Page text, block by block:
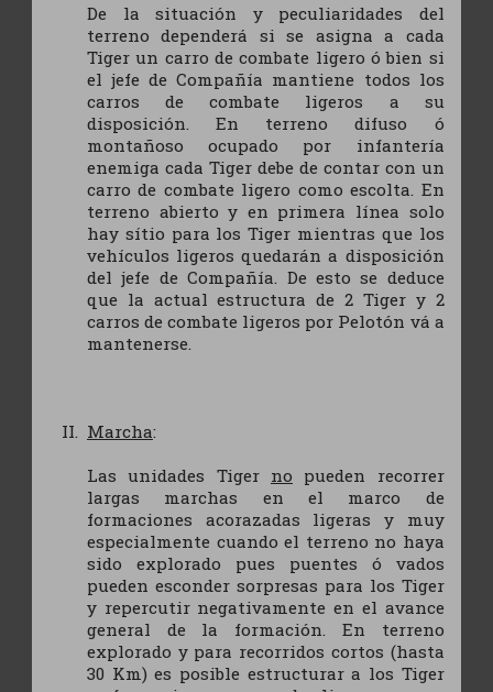
De la situación y peculiaridades del
terreno dependerá si se asigna a cada
Tiger un carro de combate ligero ó bien si
el jefe de Compañía mantiene todos los
carros de combate ligeros a su
disposición. En terreno difuso ó
montañoso ocupado por infantería
enemiga cada Tiger debe de contar con un
carro de combate ligero como escolta. En
terreno abierto y en primera línea solo
hay sítio para los Tiger mientras que los
vehículos ligeros quedarán a disposición
del jefe de Compañía. De esto se deduce
que la actual estructura de 2 Tiger y 2
carros de combate ligeros por Pelotón vá a
mantenerse.
Marcha:
Las unidades Tiger no pueden recorrer
largas marchas en el marco de
formaciones acorazadas ligeras y muy
especialmente cuando el terreno no haya
sido explorado pues puentes ó vados
pueden esconder sorpresas para los Tiger
y repercutir negativamente en el avance
general de la formación. En terreno
explorado y para recorridos cortos (hasta
30 Km) es posible estructurar a los Tiger